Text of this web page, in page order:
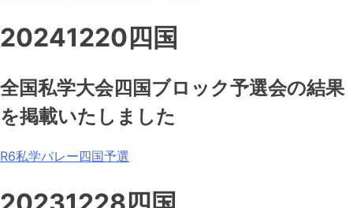
20241220四国
全国私学大会四国ブロック予選会の結果
を掲載いたしました
R6私学バレー四国予選